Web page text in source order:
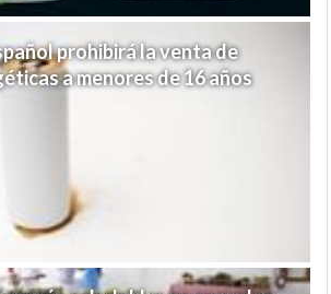
prohibirá la venta de
a menores de 16 años